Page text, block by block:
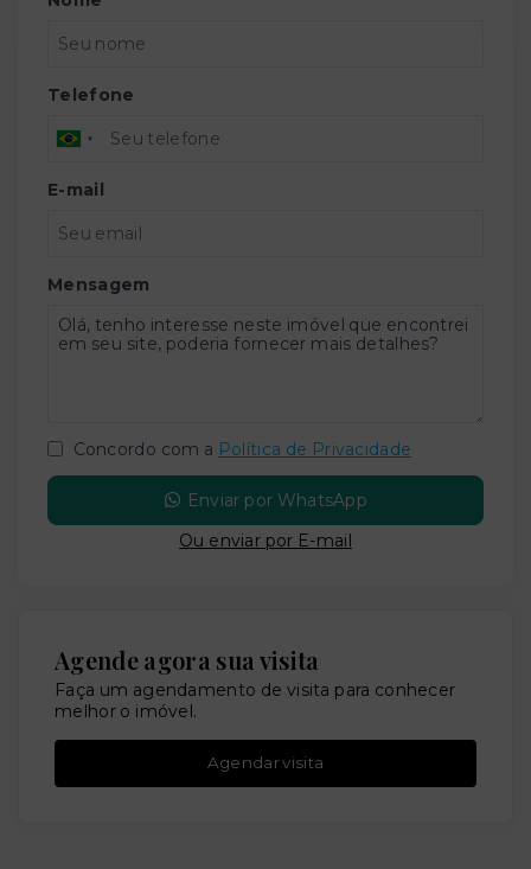
Telefone
E-mail
Mensagem
Concordo com a Política de Privacidade
Enviar por WhatsApp
Ou enviar por E-mail
Agende agora sua visita
Faça um agendamento de visita para conhecer
melhor o imóvel.
Agendar visita